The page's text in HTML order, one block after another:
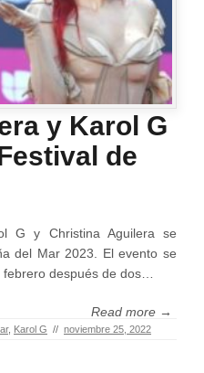
y Karol G
de
G y Christina Aguilera se
del Mar 2023. El evento se
febrero después de dos…
Read more →
, Karol G // noviembre 25, 2022